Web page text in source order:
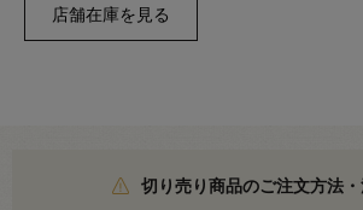
切り売り商品のご注文方法